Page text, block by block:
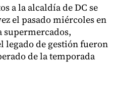
a la alcaldía de DC se
el pasado miércoles en
supermercados,
legado de gestión fueron
de la temporada